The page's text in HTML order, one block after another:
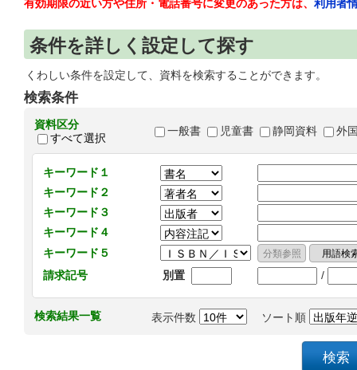
有効期限の近い方や住所・電話番号に変更のあった方は、 利用者
条件を詳しく設定して探す
くわしい条件を設定して、資料を検索することができます。
検索条件
資料区分
すべて選択
一般書 児童書 静岡資料 外
キーワード１
キーワード２
キーワード３
キーワード４
キーワード５
請求記号
別置 /
検索結果一覧 表示件数 ソート順